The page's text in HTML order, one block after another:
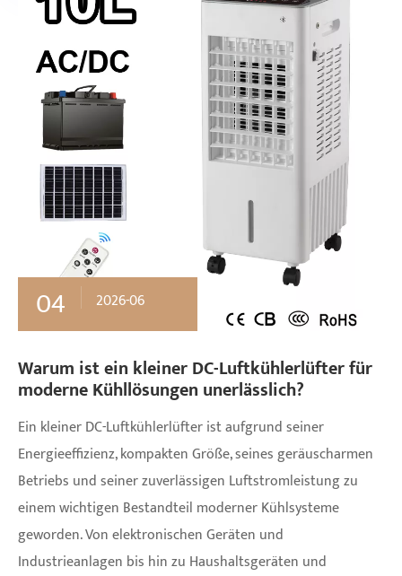
04 2026-06
Warum ist ein kleiner DC-Luftkühlerlüfter für
moderne Kühllösungen unerlässlich?
Ein kleiner DC-Luftkühlerlüfter ist aufgrund seiner
Energieeffizienz, kompakten Größe, seines geräuscharmen
Betriebs und seiner zuverlässigen Luftstromleistung zu
einem wichtigen Bestandteil moderner Kühlsysteme
geworden. Von elektronischen Geräten und
Industrieanlagen bis hin zu Haushaltsgeräten und